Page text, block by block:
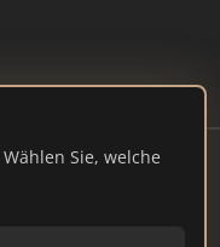
Sie, welche